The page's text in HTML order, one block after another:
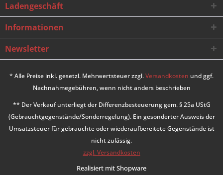
Ladengeschäft
Informationen
Newsletter
* Alle Preise inkl. gesetzl. Mehrwertsteuer zzgl.Versandkosten und ggf.
Nachnahmegebühren, wenn nicht anders beschrieben
** Der Verkauf unterliegt der Differenzbesteuerung gem. § 25a UStG
(Gebrauchtgegenstände/Sonderregelung). Ein gesonderter Ausweis der
Umsatzsteuer für gebrauchte oder wiederaufbereitete Gegenstände ist
nicht zulässig.
zzgl. Versandkosten
Realisiert mit Shopware